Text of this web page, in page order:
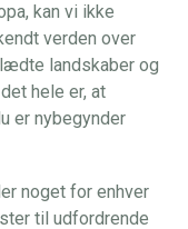
kan vi ikke
verden over
landskaber og
hele er, at
er nybegynder
noget for enhver
til udfordrende